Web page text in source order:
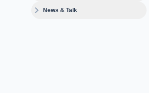
expand_moreNews & Talk